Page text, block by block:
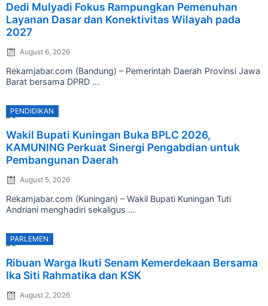
Dedi Mulyadi Fokus Rampungkan Pemenuhan
Layanan Dasar dan Konektivitas Wilayah pada
2027
on
August 6, 2026
Rekamjabar.com (Bandung) – Pemerintah Daerah Provinsi Jawa
Barat bersama DPRD ...
PENDIDIKAN
Wakil Bupati Kuningan Buka BPLC 2026,
KAMUNING Perkuat Sinergi Pengabdian untuk
Pembangunan Daerah
on
August 5, 2026
Rekamjabar.com (Kuningan) – Wakil Bupati Kuningan Tuti
Andriani menghadiri sekaligus ...
PARLEMEN
Ribuan Warga Ikuti Senam Kemerdekaan Bersama
Ika Siti Rahmatika dan KSK
on
August 2, 2026